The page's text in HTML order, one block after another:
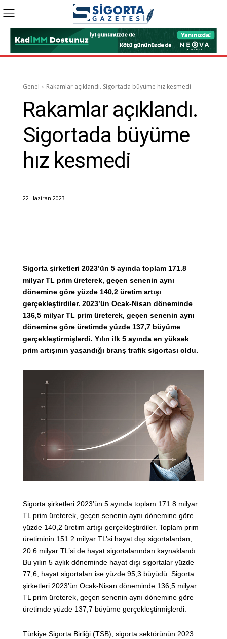
Genel Rakamlar açıklandı. Sigortada büyüme hız kesmedi
Rakamlar açıklandı.
Sigortada büyüme
hız kesmedi
22 Haziran 2023
Sigorta şirketleri 2023’ün 5 ayında toplam 171.8
milyar TL prim üreterek, geçen senenin aynı
dönemine göre yüzde 140,2 üretim artışı
gerçekleştirdiler. 2023’ün Ocak-Nisan döneminde
136,5 milyar TL prim üreterek, geçen senenin aynı
dönemine göre üretimde yüzde 137,7 büyüme
gerçekleştirmişlerdi. Yılın ilk 5 ayında en yüksek
prim artışının yaşandığı branş trafik sigortası oldu.
Sigorta şirketleri 2023’ün 5 ayında toplam 171.8 milyar
TL prim üreterek, geçen senenin aynı dönemine göre
yüzde 140,2 üretim artışı gerçekleştirdiler. Toplam prim
üretiminin 151.2 milyar TL’si hayat dışı sigortalardan,
20.6 milyar TL’si de hayat sigortalarından kaynaklandı.
Bu yılın 5 aylık döneminde hayat dışı sigortalar yüzde
77,6, hayat sigortaları ise yüzde 95,3 büyüdü. Sigorta
şirketleri 2023’ün Ocak-Nisan döneminde 136,5 milyar
TL prim üreterek, geçen senenin aynı dönemine göre
üretimde yüzde 137,7 büyüme gerçekleştirmişlerdi.
Türkiye Sigorta Birliği (TSB), sigorta sektörünün 2023